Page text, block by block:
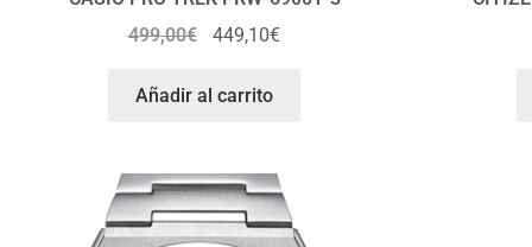
499,00€ 449,10€
Añadir al carrito